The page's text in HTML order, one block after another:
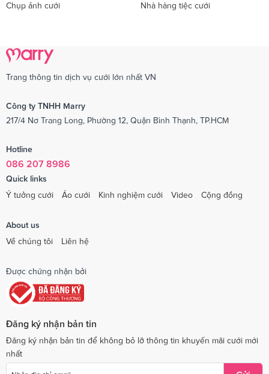
Chụp ảnh cưới Nhà hàng tiệc cưới
Trang thông tin dịch vụ cưới lớn nhất VN
Công ty TNHH Marry
217/4 Nơ Trang Long, Phường 12, Quận Bình Thạnh, TP.HCM
Hotline
086 207 8986
Quick links
Ý tưởng cưới
Áo cưới Kinh nghiệm cưới Video Cộng đồng
About us
Về chúng tôi
Liên hệ
Được chứng nhận bởi
Đăng ký nhận bản tin
Đăng ký nhận bản tin để không bỏ lỡ thông tin khuyến mãi cưới mới
nhất